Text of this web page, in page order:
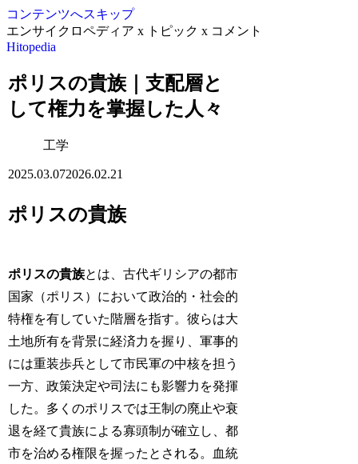
コンテンツへスキップ
エンサイクロペディア x トピック x コメント
Hitopedia
ポリスの貴族｜支配層と
して権力を掌握した人々
工学
2025.03.072026.02.21
ポリスの貴族
ポリスの貴族とは、古代ギリシアの都市
国家（ポリス）において政治的・社会的
特権を有していた階層を指す。彼らは大
土地所有を背景に経済力を握り、軍事的
には重装歩兵として市民軍の中核を担う
一方、政策決定や司法にも影響力を発揮
した。多くのポリスでは王制の廃止や衰
退を経て貴族による寡頭制が確立し、都
市を治める権限を握ったとされる。血統